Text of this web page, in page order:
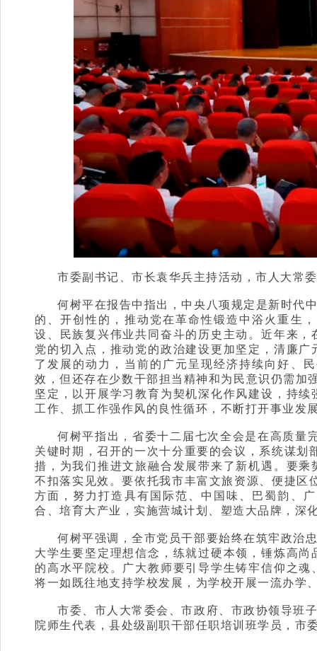
市委副书记、市长袁华兵主持活动，市人大常
何树平在报告中指出，中央八项规定是新时代
的、开创性的，推动党在革命性锻造中浴火重生
设、民族复兴伟业共同奋斗的历史主动。近年来
党的切入点，推动党的政治建设更加坚定，清廉
了发展的动力，当前的广元呈现经济持续向好、
效，但还存在少数干部担当精神和为民意识仍需加
坚定，以开展学习教育为契机深化作风建设，持
工作、抓工作强作风的良性循环，不断打开事业发
何树平指出，省委十二届七次全会是在高质量
关键时期，召开的一次十分重要的会议，系统谋划
措，为我们推进文旅融合发展带来了新机遇。要
不扣落实见效。要依托我市丰富文旅资源、便捷区
方面，努力打造具有国际范、中国味、巴蜀韵、
合、培育大产业，实施营城计划、塑造大品牌，深
何树平强调，全市党员干部要始终在筑牢政治
大学生要坚定理想信念，练就过硬本领，锤炼高
的高水平院校。广大教师要引导学生铸牢信仰之
将一如既往地支持学校发展，为学校开展一流办学
市委、市人大常委会、市政府、市政协领导班
院师生代表，县处级副职干部任职培训班学员，市